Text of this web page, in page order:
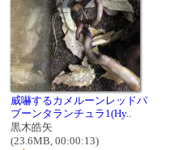
威嚇するカメルーンレッドバ
ブーンタランチュラ1(Hy..
黒木皓矢
(23.6MB, 00:00:13)